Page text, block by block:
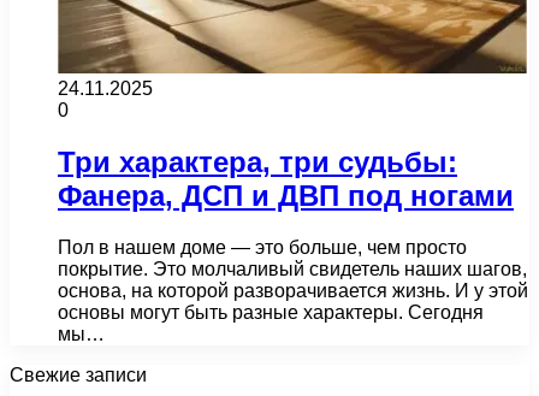
24.11.2025
0
Три характера, три судьбы:
Фанера, ДСП и ДВП под ногами
Пол в нашем доме — это больше, чем просто
покрытие. Это молчаливый свидетель наших шагов,
основа, на которой разворачивается жизнь. И у этой
основы могут быть разные характеры. Сегодня
мы…
Свежие записи